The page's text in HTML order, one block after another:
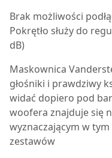
Brak możliwości
Pokrętło służy do
dB)
Maskownica
głośniki i prawdziwy
widać dopiero pod
woofera znajduje się
wyznaczającym w
zestawów